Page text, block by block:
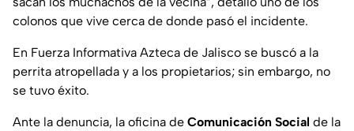
colonos que vive cerca de donde pasó el incidente.
En Fuerza Informativa Azteca de Jalisco se buscó a la
perrita atropellada y a los propietarios; sin embargo, no
se tuvo éxito.
Ante la denuncia, la oficina de Comunicación Social de la